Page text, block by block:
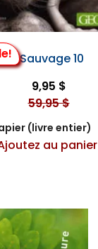
Vie Sauvage 10
9,95 $
59,95 $
(livre entier)
au panier